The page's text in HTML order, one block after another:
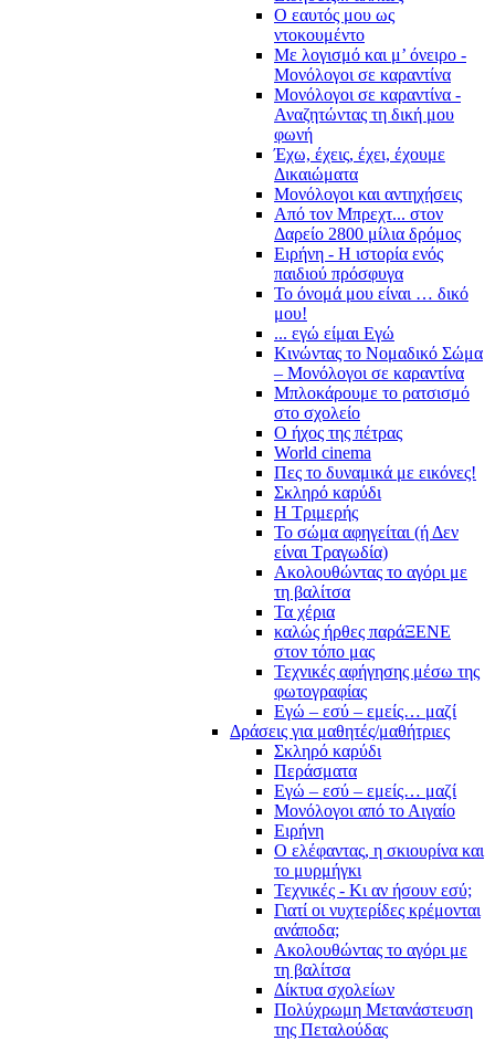
Ο εαυτός μου ως
ντοκουμέντο
Με λογισμό και μ’ όνειρο -
Μονόλογοι σε καραντίνα
Μονόλογοι σε καραντίνα -
Αναζητώντας τη δική μου
φωνή
Έχω, έχεις, έχει, έχουμε
Δικαιώματα
Μονόλογοι και αντηχήσεις
Από τον Μπρεχτ... στον
Δαρείο 2800 μίλια δρόμος
Ειρήνη - Η ιστορία ενός
παιδιού πρόσφυγα
Το όνομά μου είναι … δικό
μου!
... εγώ είμαι Εγώ
Κινώντας το Νομαδικό Σώμα
– Μονόλογοι σε καραντίνα
Μπλοκάρουμε το ρατσισμό
στο σχολείο
Ο ήχος της πέτρας
World cinema
Πες το δυναμικά με εικόνες!
Σκληρό καρύδι
Η Τριμερής
Το σώμα αφηγείται (ή Δεν
είναι Τραγωδία)
Ακολουθώντας το αγόρι με
τη βαλίτσα
Τα χέρια
καλώς ήρθες παράΞΕΝΕ
στον τόπο μας
Τεχνικές αφήγησης μέσω της
φωτογραφίας
Εγώ – εσύ – εμείς… μαζί
Δράσεις για μαθητές/μαθήτριες
Σκληρό καρύδι
Περάσματα
Εγώ – εσύ – εμείς… μαζί
Μονόλογοι από το Αιγαίο
Ειρήνη
Ο ελέφαντας, η σκιουρίνα και
το μυρμήγκι
Τεχνικές - Κι αν ήσουν εσύ;
Γιατί οι νυχτερίδες κρέμονται
ανάποδα;
Ακολουθώντας το αγόρι με
τη βαλίτσα
Δίκτυα σχολείων
Πολύχρωμη Μετανάστευση
της Πεταλούδας